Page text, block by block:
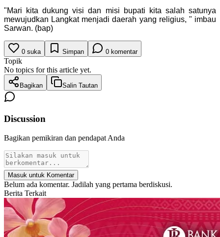
"Mari kita dukung visi dan misi bupati kita salah satunya
mewujudkan Langkat menjadi daerah yang religius, " imbau
Sarwan. (bap)
0 suka Simpan 0 komentar
Topik
No topics for this article yet.
Bagikan Salin Tautan
Discussion
Bagikan pemikiran dan pendapat Anda
Masuk untuk Komentar
Belum ada komentar. Jadilah yang pertama berdiskusi.
Berita Terkait